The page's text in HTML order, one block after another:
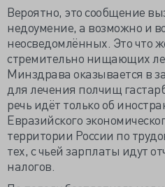
Вероятно, это сообщение
недоумение, а возможно и
неосведомлённых. Это что
стремительно нищающих
Минздрава оказывается в
для лечения полчищ
речь идёт только об
Евразийского
территории России по
тех, с чьей зарплаты идут
налогов.